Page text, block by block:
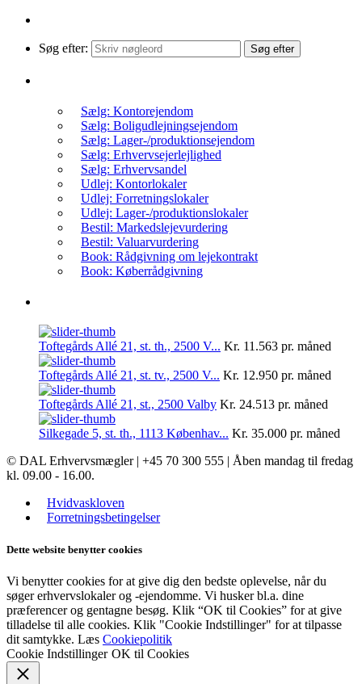
Søg efter: Søg efter
Sælg: Kontorejendom
Sælg: Boligudlejningsejendom
Sælg: Lager-/produktionsejendom
Sælg: Erhvervsejerlejlighed
Sælg: Erhvervsandel
Udlej: Kontorlokaler
Udlej: Forretningslokaler
Udlej: Lager-/produktionslokaler
Bestil: Markedslejevurdering
Bestil: Valuarvurdering
Book: Rådgivning om lejekontrakt
Book: Køberrådgivning
Toftegårds Allé 21, st. th., 2500 V... Kr. 11.563 pr. måned
Toftegårds Allé 21, st. tv., 2500 V... Kr. 12.950 pr. måned
Toftegårds Allé 21, st., 2500 Valby Kr. 24.513 pr. måned
Silkegade 5, st. th., 1113 Københav... Kr. 35.000 pr. måned
© DAL Erhvervsmægler | +45 70 300 555 | Åben mandag til fredag
kl. 09.00 - 16.00.
Hvidvaskloven
Forretningsbetingelser
Dette website benytter cookies
Vi benytter cookies for at give dig den bedste oplevelse, når du
søger erhvervslokaler og -ejendomme. Vi husker bl.a. dine
præferencer og gentagne besøg. Klik “OK til Cookies” for at give
tilladelse til alle cookies. Klik "Cookie Indstillinger" for at tilpasse
dit samtykke. Læs Cookiepolitik
Cookie Indstillinger OK til Cookies